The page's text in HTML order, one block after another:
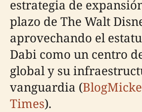
estrategia de
plazo de The Walt
aprovechando el
Dabi como un centro
global y su
vanguardia (
Times).